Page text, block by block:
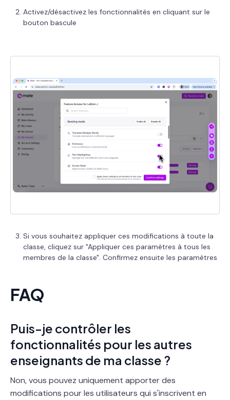
Activez/désactivez les fonctionnalités en cliquant sur le
bouton bascule
Si vous souhaitez appliquer ces modifications à toute la
classe, cliquez sur "Appliquer ces paramètres à tous les
membres de la classe". Confirmez ensuite les paramètres
FAQ
Puis-je contrôler les
fonctionnalités pour les autres
enseignants de ma classe ?
Non, vous pouvez uniquement apporter des
modifications pour les utilisateurs qui s'inscrivent en